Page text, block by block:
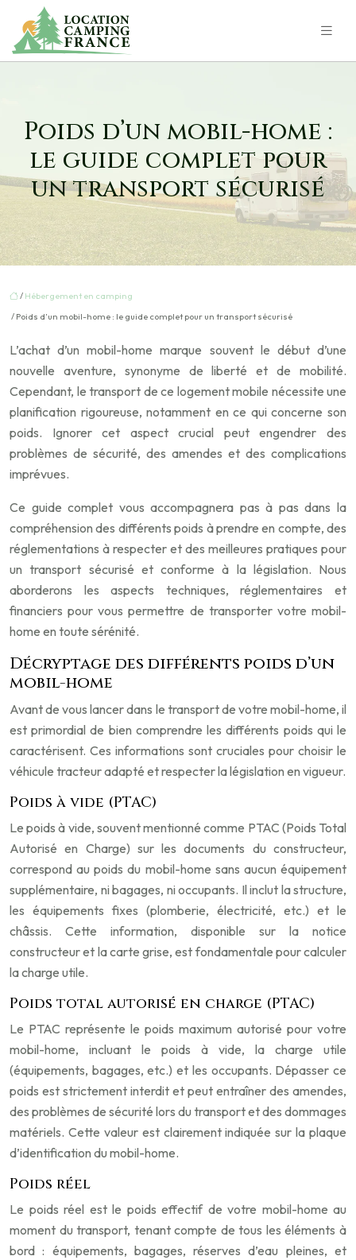
Poids d’un mobil-home :
le guide complet pour
un transport sécurisé
/ Hébergement en camping
/ Poids d’un mobil-home : le guide complet pour un transport sécurisé
L’achat d’un mobil-home marque souvent le début d’une
nouvelle aventure, synonyme de liberté et de mobilité.
Cependant, le transport de ce logement mobile nécessite une
planification rigoureuse, notamment en ce qui concerne son
poids. Ignorer cet aspect crucial peut engendrer des
problèmes de sécurité, des amendes et des complications
imprévues.
Ce guide complet vous accompagnera pas à pas dans la
compréhension des différents poids à prendre en compte, des
réglementations à respecter et des meilleures pratiques pour
un transport sécurisé et conforme à la législation. Nous
aborderons les aspects techniques, réglementaires et
financiers pour vous permettre de transporter votre mobil-
home en toute sérénité.
Décryptage des différents poids d’un
mobil-home
Avant de vous lancer dans le transport de votre mobil-home, il
est primordial de bien comprendre les différents poids qui le
caractérisent. Ces informations sont cruciales pour choisir le
véhicule tracteur adapté et respecter la législation en vigueur.
Poids à vide (PTAC)
Le poids à vide, souvent mentionné comme PTAC (Poids Total
Autorisé en Charge) sur les documents du constructeur,
correspond au poids du mobil-home sans aucun équipement
supplémentaire, ni bagages, ni occupants. Il inclut la structure,
les équipements fixes (plomberie, électricité, etc.) et le
châssis. Cette information, disponible sur la notice
constructeur et la carte grise, est fondamentale pour calculer
la charge utile.
Poids total autorisé en charge (PTAC)
Le PTAC représente le poids maximum autorisé pour votre
mobil-home, incluant le poids à vide, la charge utile
(équipements, bagages, etc.) et les occupants. Dépasser ce
poids est strictement interdit et peut entraîner des amendes,
des problèmes de sécurité lors du transport et des dommages
matériels. Cette valeur est clairement indiquée sur la plaque
d’identification du mobil-home.
Poids réel
Le poids réel est le poids effectif de votre mobil-home au
moment du transport, tenant compte de tous les éléments à
bord : équipements, bagages, réserves d’eau pleines, et